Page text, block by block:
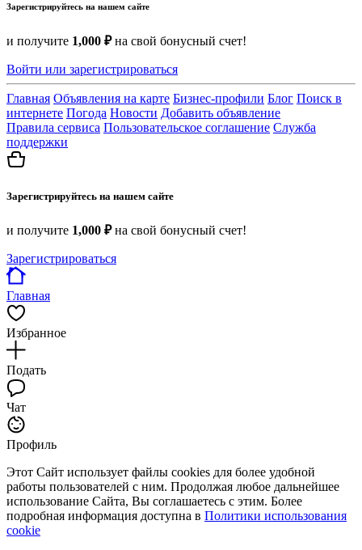
Зарегистрируйтесь на нашем сайте
и получите 1,000 ₽на свой бонусный счет!
Войти или зарегистрироваться
Главная Объявления на карте Бизнес-профили Блог Поиск в
интернете Погода Новости Добавить объявление
Правила сервиса Пользовательское соглашение Служба
поддержки
Зарегистрируйтесь на нашем сайте
и получите 1,000 ₽на свой бонусный счет!
Зарегистрироваться
Главная
Избранное
Подать
Чат
Профиль
Этот Сайт использует файлы cookies для более удобной
работы пользователей с ним. Продолжая любое дальнейшее
использование Сайта, Вы соглашаетесь с этим. Более
подробная информация доступна в Политики использования
cookie